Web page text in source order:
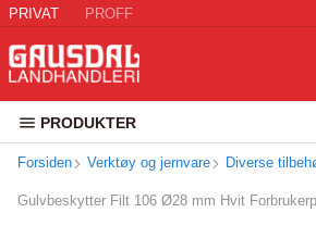
PRIVAT PROFF
PRODUKTER
Forsiden Verktøy og jernvare Diverse
Gulvbeskytter Filt 106 Ø28 mm Hvit